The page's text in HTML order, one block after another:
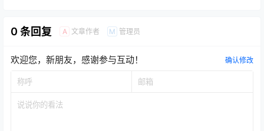
0 条回复 A 文章作者 M 管理员
欢迎您，新朋友，感谢参与互动！ 确认修改